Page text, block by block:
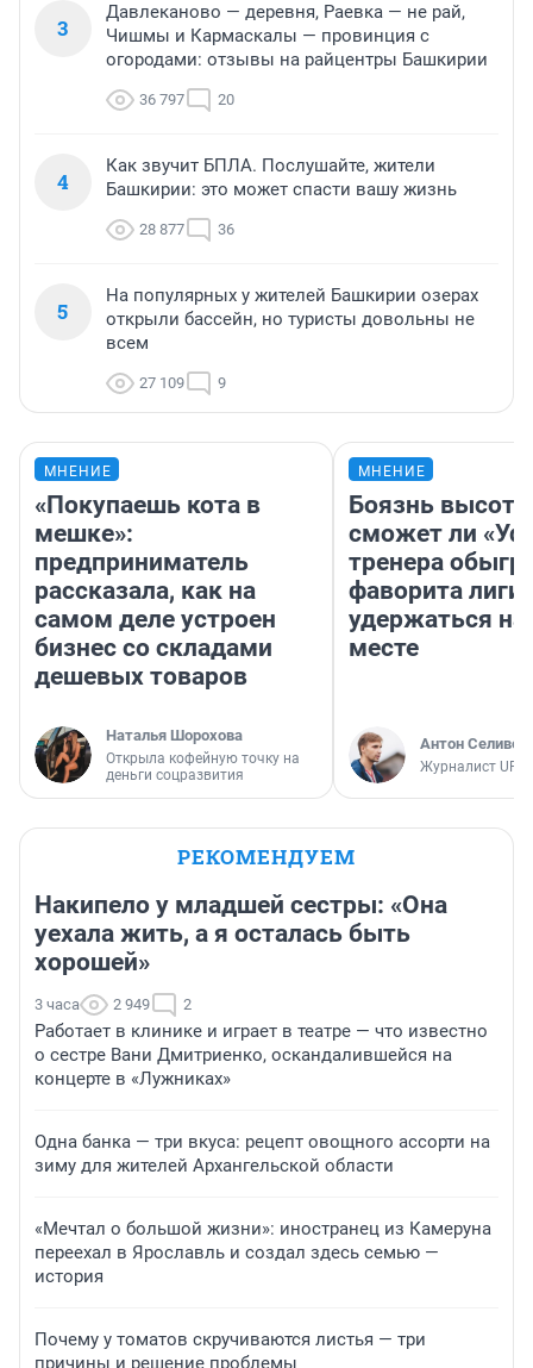
3
Давлеканово — деревня, Раевка — не рай,
Чишмы и Кармаскалы — провинция с
огородами: отзывы на райцентры Башкирии
36 797 20
4
Как звучит БПЛА. Послушайте, жители
Башкирии: это может спасти вашу жизнь
28 877 36
5
На популярных у жителей Башкирии озерах
открыли бассейн, но туристы довольны не
всем
27 109 9
МНЕНИЕ
«Покупаешь кота в
мешке»:
предприниматель
рассказала, как на
самом деле устроен
бизнес со складами
дешевых товаров
Наталья Шорохова
Открыла кофейную точку на
деньги соцразвития
МНЕНИЕ
Боязнь
сможет ли
тренера
фаворита лиги
удержаться
месте
Антон
Журналист
РЕКОМЕНДУЕМ
Накипело у младшей сестры: «Она
уехала жить, а я осталась быть
хорошей»
3 часа 2 949 2
Работает в клинике и играет в театре — что известно
о сестре Вани Дмитриенко, оскандалившейся на
концерте в «Лужниках»
Одна банка — три вкуса: рецепт овощного ассорти на
зиму для жителей Архангельской области
«Мечтал о большой жизни»: иностранец из Камеруна
переехал в Ярославль и создал здесь семью —
история
Почему у томатов скручиваются листья — три
причины и решение проблемы